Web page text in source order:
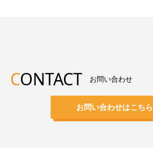
CONTACT お問い合わせ
お問い合わせはこちら